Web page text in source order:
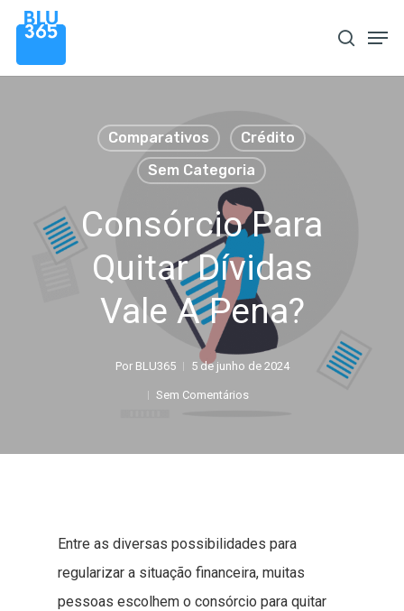
Pular
para
procura
Comparativos
Crédito
Sem Categoria
Consórcio Para
Quitar Dívidas
Vale A Pena?
Por BLU365 5 de junho de 2024
Sem Comentários
Entre as diversas possibilidades para
regularizar a situação financeira, muitas
pessoas escolhem o consórcio para quitar